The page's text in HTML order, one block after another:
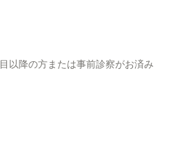
降の方または事前診察がお済み